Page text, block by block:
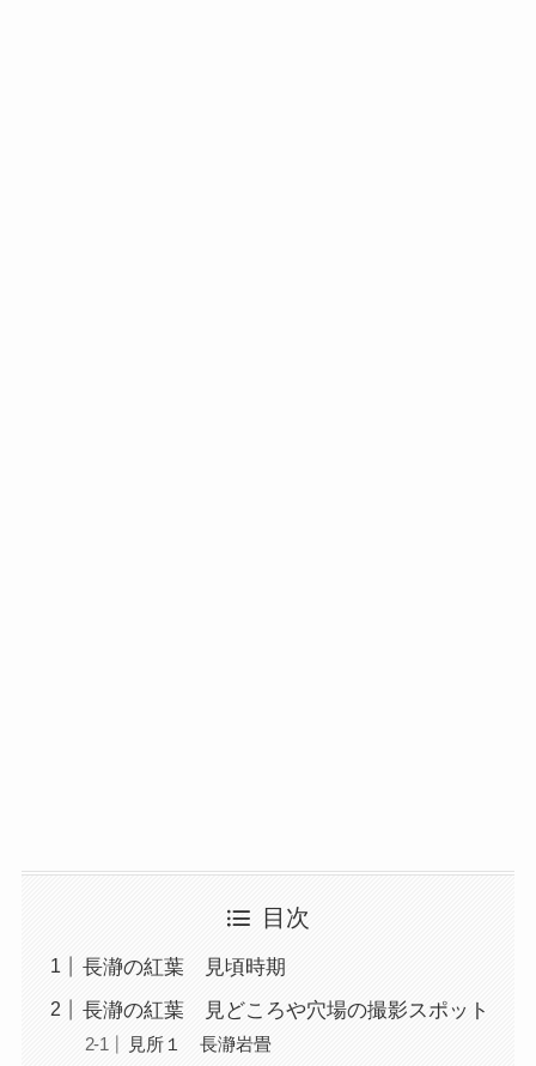
目次
長瀞の紅葉 見頃時期
長瀞の紅葉 見どころや穴場の撮影スポット
見所１ 長瀞岩畳